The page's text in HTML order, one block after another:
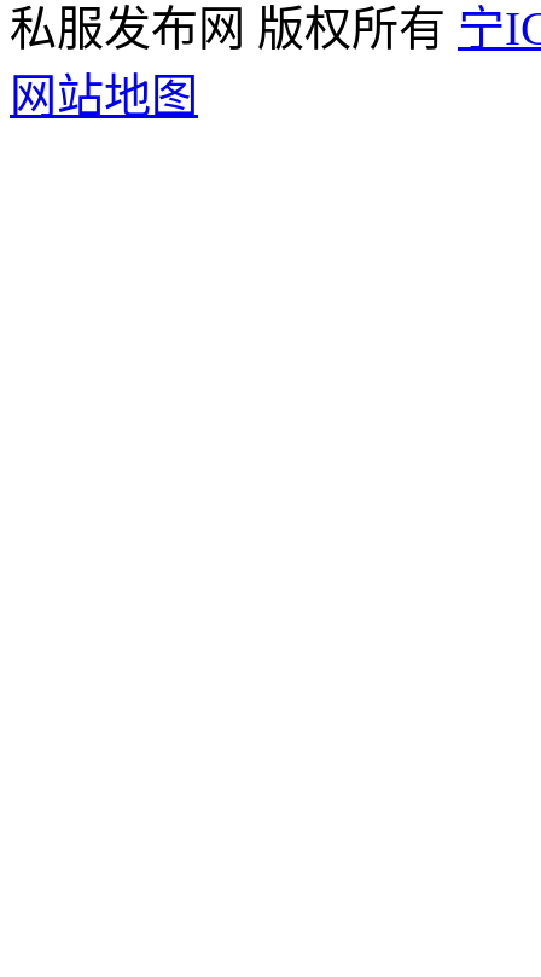
私服发布网 版权所有 宁
网站地图